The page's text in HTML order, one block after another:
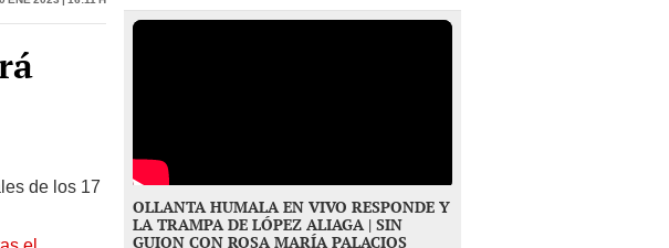
de los 17
el
OLLANTA HUMALA EN VIVO RESPONDE Y
GUION CON ROSA MARÍA PALACIOS